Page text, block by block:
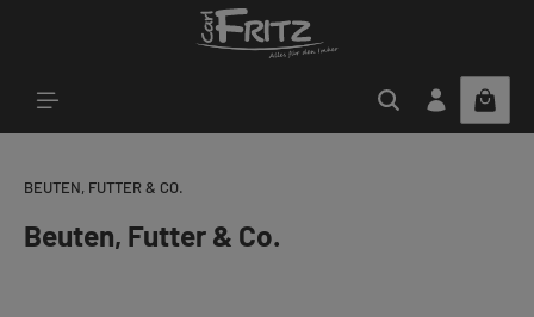
BEUTEN, FUTTER & CO.
Beuten, Futter & Co.